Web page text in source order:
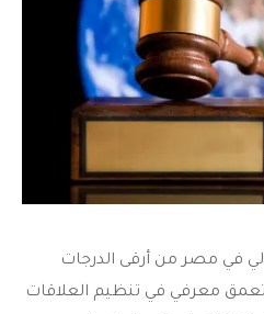
في مصر من أرقى الدرجات
تعمق معرفي في تنظيم العلاقات